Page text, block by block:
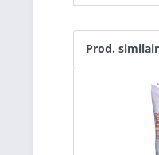
Prod.